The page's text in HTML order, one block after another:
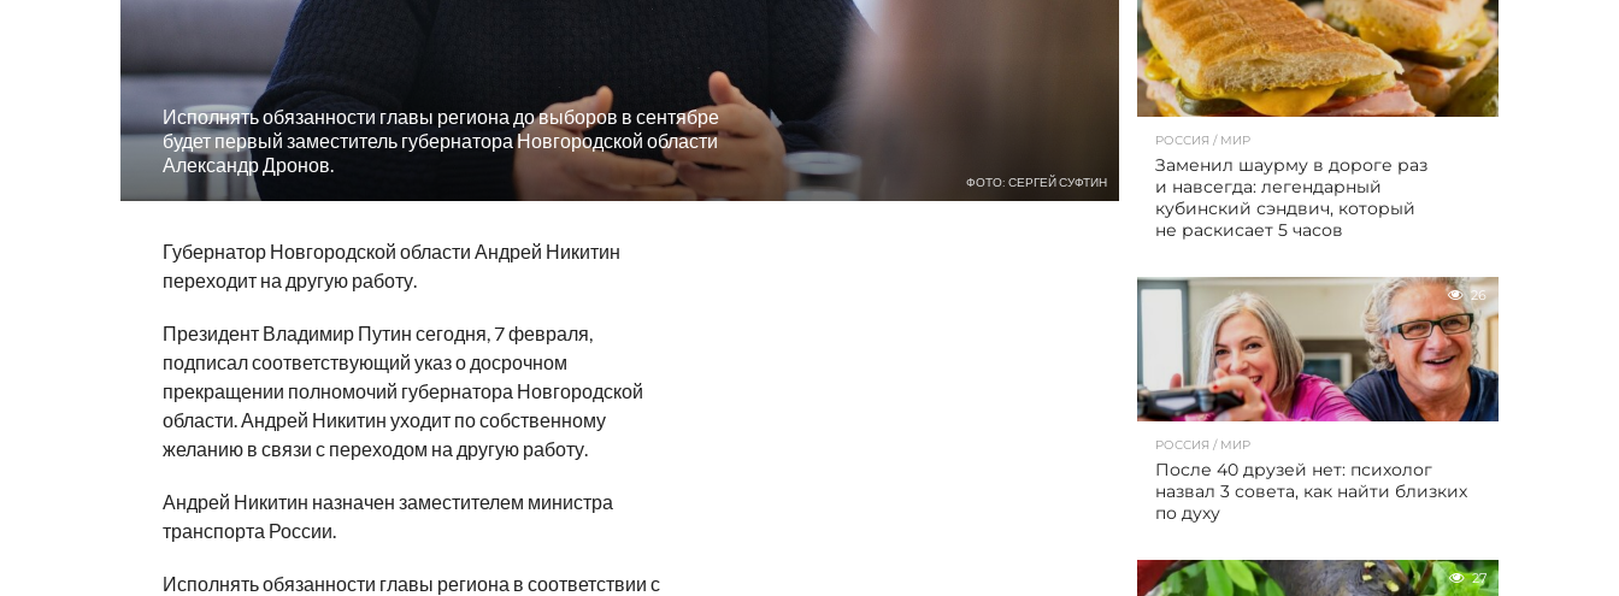
Исполнять обязанности главы региона до выборов в сентябре
будет первый заместитель губернатора Новгородской области
Александр Дронов.
ФОТО: СЕРГЕЙ СУФТИН
Губернатор Новгородской области Андрей Никитин
переходит на другую работу.
Президент Владимир Путин сегодня, 7 февраля,
подписал соответствующий указ о досрочном
прекращении полномочий губернатора Новгородской
области. Андрей Никитин уходит по собственному
желанию в связи с переходом на другую работу.
Андрей Никитин назначен заместителем министра
транспорта России.
Исполнять обязанности главы региона в соответствии с
РОССИЯ / МИР
Заменил шаурму в дороге раз
и навсегда: легендарный
кубинский сэндвич, который
не раскисает 5 часов
26
РОССИЯ / МИР
После 40 друзей нет: психолог
назвал 3 совета, как найти близких
по духу
27